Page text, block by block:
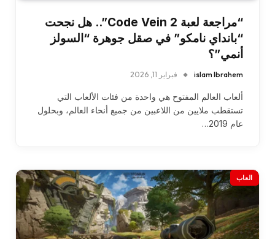
“مراجعة لعبة Code Vein 2”.. هل نجحت
“بانداي نامكو” في صقل جوهرة “السولز
أنمي”؟
islam Ibrahem فبراير 11, 2026
ألعاب العالم المفتوح هي واحدة من فئات الألعاب التي
تستقطب ملايين من اللاعبين من جميع أنحاء العالم، وبحلول
عام 2019…
العاب